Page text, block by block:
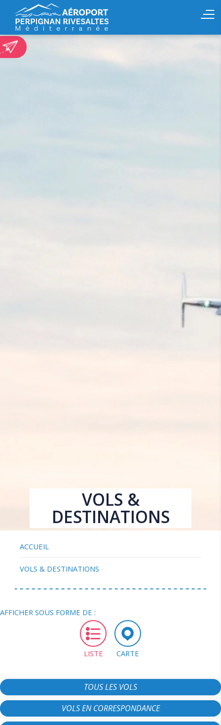
VOLS &
DESTINATIONS
ACCUEIL
VOLS & DESTINATIONS
AFFICHER SOUS FORME DE :
LISTE CARTE
TOUS LES VOLS
VOLS EN CORRESPONDANCE